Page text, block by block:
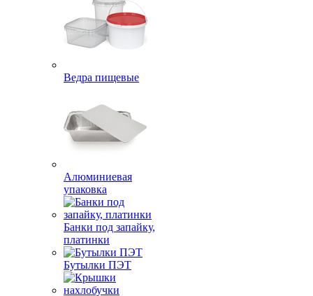
Ведра пищевые
Алюминиевая
упаковка
Банки под запайку,
платинки
Бутылки ПЭТ